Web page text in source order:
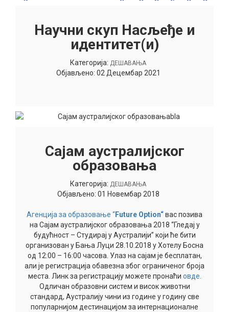
Научни скуп Насљеђе и
идентитет(и)
Категорија: ДЕШАВАЊА
Објављено: 02 Децембар 2021
Сајам аустралијског
образовања
Категорија: ДЕШАВАЊА
Објављено: 01 Новембар 2018
Агенција за образовање “Future Option“вас позива
на Сајам аустралијског образовања 2018 “Гледај у
будућност – Студирај у Аустралији” који ће бити
организован у Бања Луци 28.10.2018 у Хотелу Босна
од 12:00 – 16:00 часова. Улаз на сајам је бесплатан,
али је регистрација обавезна због ограниченог броја
места. Линк за регистрацију можете пронаћи овде.
Одличан образовни систем и висок животни
стандард, Аустралију чини из године у годину све
популарнијом дестинацијом за интернационалне